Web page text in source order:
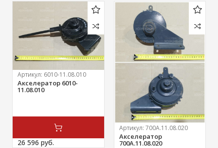
Артикул: 6010-11.08.010
Акселератор 6010-
11.08.010
26 596 руб.
Артикул: 700А.11.08.020
Акселератор
700А.11.08.020